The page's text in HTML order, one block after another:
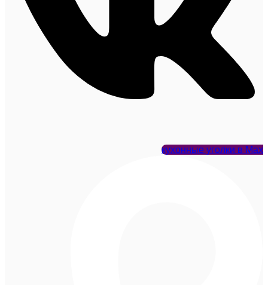
кухонные уголки в Max